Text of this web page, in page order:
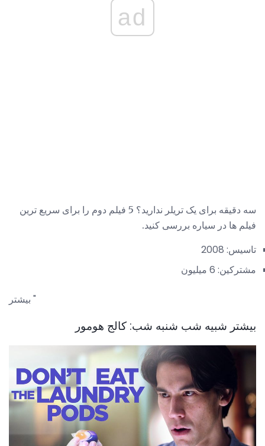
ad
سه دقیقه برای یک تریلر ندارید؟ 5 فیلم دوم را برای سریع ترین
فیلم ها در سیاره بررسی کنید.
تاسیس: 2008
مشترکین: 6 میلیون
بیشتر "
بیشتر شبیه شب شنبه شب: کالج هومور